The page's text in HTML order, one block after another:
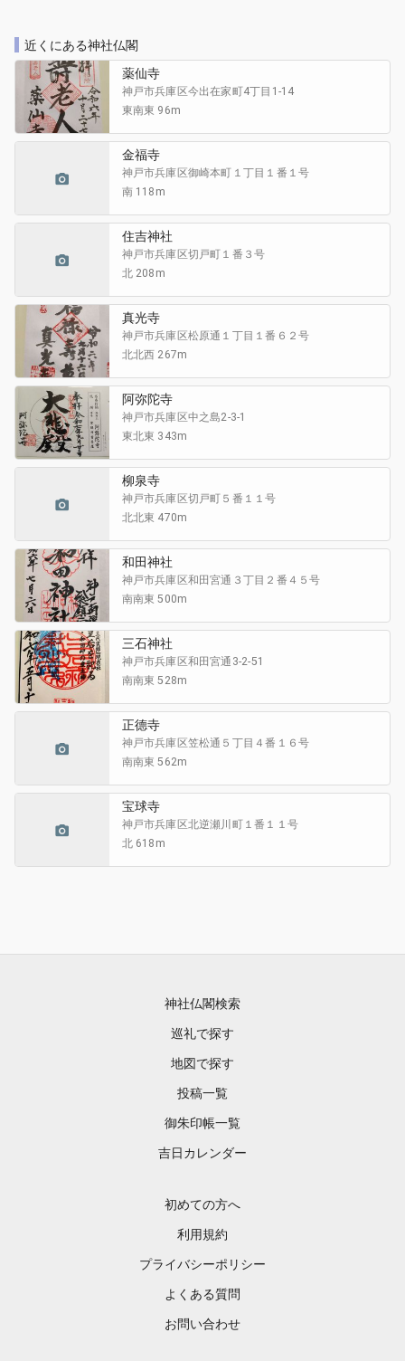
近くにある神社仏閣
薬仙寺
神戸市兵庫区今出在家町4丁目1-14
東南東 96m
金福寺
神戸市兵庫区御崎本町 １丁目１番１号
南 118m
住吉神社
神戸市兵庫区切戸町 １番３号
北 208m
真光寺
神戸市兵庫区松原通 １丁目１番６２号
北北西 267m
阿弥陀寺
神戸市兵庫区中之島2-3-1
東北東 343m
柳泉寺
神戸市兵庫区切戸町 ５番１１号
北北東 470m
和田神社
神戸市兵庫区和田宮通 ３丁目２番４５号
南南東 500m
三石神社
神戸市兵庫区和田宮通 3-2-51
南南東 528m
正德寺
神戸市兵庫区笠松通 ５丁目４番１６号
南南東 562m
宝球寺
神戸市兵庫区北逆瀬川町１番１１号
北 618m
神社仏閣検索
巡礼で探す
地図で探す
投稿一覧
御朱印帳一覧
吉日カレンダー
初めての方へ
利用規約
プライバシーポリシー
よくある質問
お問い合わせ